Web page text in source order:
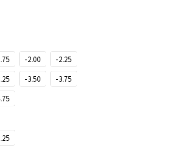
-2.00
-2.25
-3.50
-3.75